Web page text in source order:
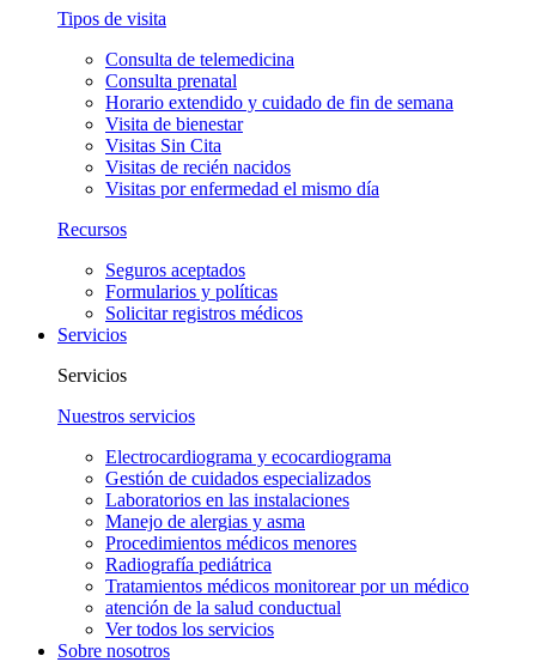
Tipos de visita
Consulta de telemedicina
Consulta prenatal
Horario extendido y cuidado de fin de semana
Visita de bienestar
Visitas Sin Cita
Visitas de recién nacidos
Visitas por enfermedad el mismo día
Recursos
Seguros aceptados
Formularios y políticas
Solicitar registros médicos
Servicios
Servicios
Nuestros servicios
Electrocardiograma y ecocardiograma
Gestión de cuidados especializados
Laboratorios en las instalaciones
Manejo de alergias y asma
Procedimientos médicos menores
Radiografía pediátrica
Tratamientos médicos monitorear por un médico
atención de la salud conductual
Ver todos los servicios
Sobre nosotros